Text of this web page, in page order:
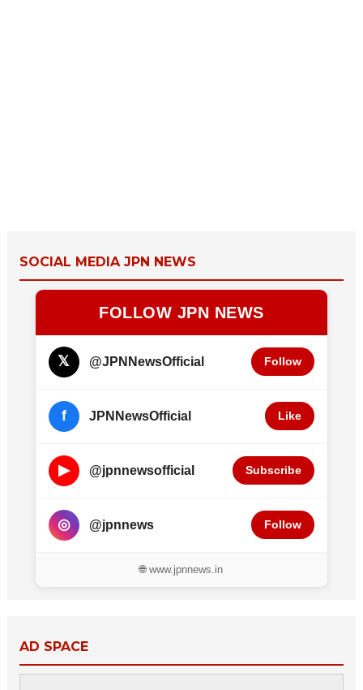
SOCIAL MEDIA JPN NEWS
FOLLOW JPN NEWS
𝕏 @JPNNewsOfficial Follow
f JPNNewsOfficial Like
▶ @jpnnewsofficial Subscribe
◎ @jpnnews Follow
🌐 www.jpnnews.in
AD SPACE